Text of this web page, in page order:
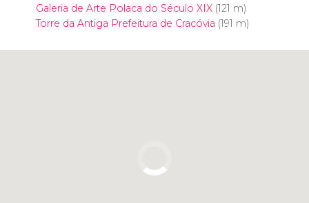
Galeria de Arte Polaca do Século XIX(121 m)
Torre da Antiga Prefeitura de Cracóvia (191 m)